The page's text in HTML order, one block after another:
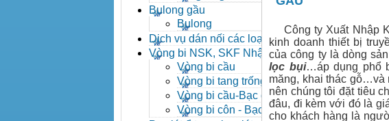
Bulong gầu
Bulong
Dịch vụ dán nối các loại
băng tải
Vòng bi NSK, SKF Nhật
Vòng bi cầu
Vòng bi tang trống tự
lựa
Vòng bi cầu-Bạc đạn
cầu
Vòng bi côn - Bạc
Công ty Xuất Nhập
kinh doanh thiết bị
của công ty là dòng
lọc bụi…áp dụng phổ
măng, khai thác gỗ…và
nên chúng tôi đặt tiêu
đâu, đi kèm với đó là
cho khách hàng là